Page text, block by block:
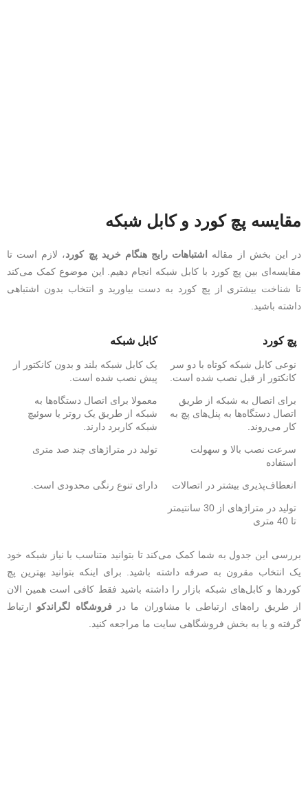
مقایسه پچ کورد و کابل شبکه
در این بخش از مقاله اشتباهات رایج هنگام خرید پچ کورد، لازم است تا
مقایسه‌ای بین پچ کورد با کابل شبکه انجام دهیم. این موضوع کمک می‌کند
تا شناخت بیشتری از پچ کورد به دست بیاورید و انتخاب بدون اشتباهی
داشته باشید.
پچ کورد کابل شبکه
نوعی کابل شبکه کوتاه با دو سر
کانکتور از قبل نصب شده است.
یک کابل شبکه بلند و بدون کانکتور از
پیش نصب شده است.
برای اتصال به شبکه از طریق
اتصال دستگاه‌ها به پنل‌های پچ به
کار می‌روند.
معمولا برای اتصال دستگاه‌ها به
شبکه از طریق یک روتر یا سوئیچ
شبکه کاربرد دارند.
سرعت نصب بالا و سهولت
استفاده
تولید در متراژهای چند صد متری
انعطاف‌پذیری بیشتر در اتصالات دارای تنوع رنگی محدودی است.
تولید در متراژهای از 30 سانتیمتر
تا 40 متری
بررسی این جدول به شما کمک می‌کند تا بتوانید متناسب با نیاز شبکه خود
یک انتخاب مقرون به صرفه داشته باشید. برای اینکه بتوانید بهترین پچ
کوردها و کابل‌های شبکه بازار را داشته باشید فقط کافی است همین الان
از طریق راه‌های ارتباطی با مشاوران ما درفروشگاه لگراندکو ارتباط
گرفته و یا به بخش فروشگاهی سایت ما مراجعه کنید.